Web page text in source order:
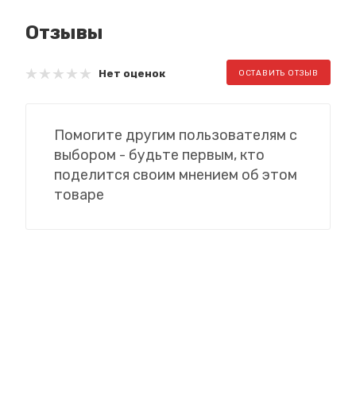
Отзывы
Нет оценок ОСТАВИТЬ ОТЗЫВ
Помогите другим пользователям с
выбором - будьте первым, кто
поделится своим мнением об этом
товаре